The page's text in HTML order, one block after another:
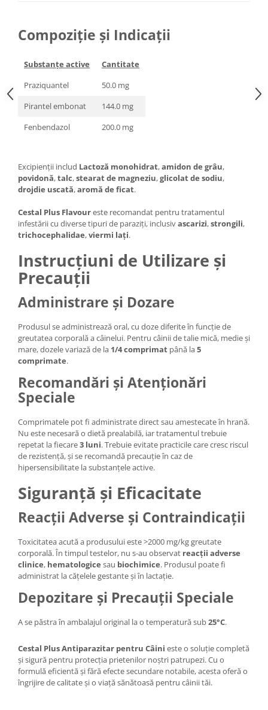
Compoziție și Indicații
Substanțe active
Cantitate
Praziquantel
50.0 mg
Pirantel embonat
144.0 mg
Fenbendazol
200.0 mg
Excipienții includ Lactoză monohidrat,amidon de grâu,
povidonă,talc,stearat de magneziu,glicolat de sodiu,
drojdie uscată,aromă de ficat.
Cestal Plus Flavoureste recomandat pentru tratamentul
infestării cu diverse tipuri de paraziți, inclusivascarizi,strongili,
trichocephalidae,viermi lați.
Instrucțiuni de Utilizare și
Precauții
Administrare și Dozare
Produsul se administrează oral, cu doze diferite în funcție de
greutatea corporală a câinelui. Pentru câinii de talie mică, medie și
mare, dozele variază de la 1/4 comprimat până la5
comprimate.
Recomandări și Atenționări
Speciale
Comprimatele pot fi administrate direct sau amestecate în hrană.
Nu este necesară o dietă prealabilă, iar tratamentul trebuie
repetat la fiecare3 luni. Trebuie evitate practicile care cresc riscul
de rezistență, și se recomandă precauție în caz de
hipersensibilitate la substanțele active.
Siguranță și Eficacitate
Reacții Adverse și Contraindicații
Toxicitatea acută a produsului este >2000 mg/kg greutate
corporală. În timpul testelor, nu s-au observat reacții adverse
clinice, hematologice sau biochimice. Produsul poate fi
administrat la cățelele gestante și în lactație.
Depozitare și Precauții Speciale
A se păstra în ambalajul original la o temperatură sub25°C.
Cestal Plus Antiparazitar pentru Câini este o soluție completă
și sigură pentru protecția prietenilor noștri patrupezi. Cu o
formulă eficientă și fără efecte secundare notabile, acesta oferă o
îngrijire de calitate și o viață sănătoasă pentru câinii tăi.